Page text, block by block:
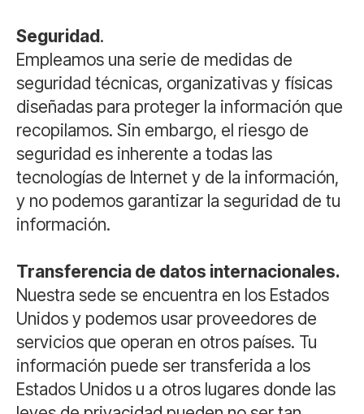
Seguridad.
Empleamos una serie de medidas de
seguridad técnicas, organizativas y físicas
diseñadas para proteger la información que
recopilamos. Sin embargo, el riesgo de
seguridad es inherente a todas las
tecnologías de Internet y de la información,
y no podemos garantizar la seguridad de tu
información.
Transferencia de datos internacionales.
Nuestra sede se encuentra en los Estados
Unidos y podemos usar proveedores de
servicios que operan en otros países. Tu
información puede ser transferida a los
Estados Unidos u a otros lugares donde las